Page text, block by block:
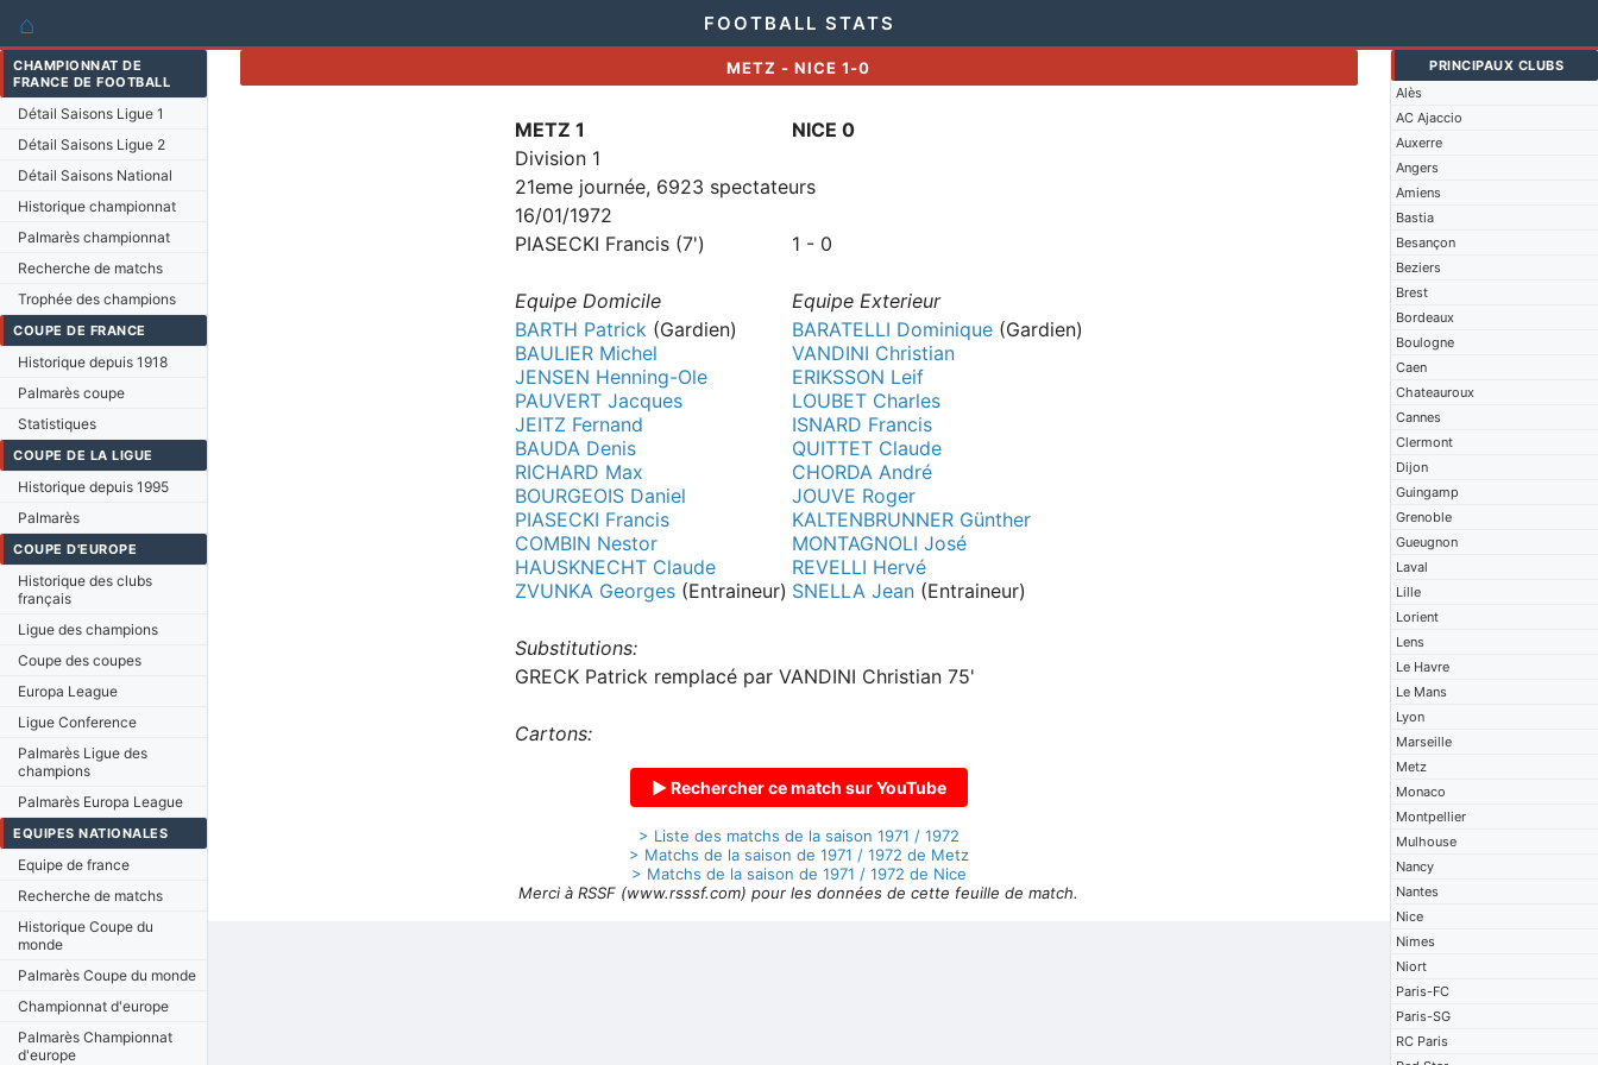
⌂ FOOTBALL STATS
CHAMPIONNAT DE
FRANCE DE FOOTBALL
Détail Saisons Ligue 1
Détail Saisons Ligue 2
Détail Saisons National
Historique championnat
Palmarès championnat
Recherche de matchs
Trophée des champions
COUPE DE FRANCE
Historique depuis 1918
Palmarès coupe
Statistiques
COUPE DE LA LIGUE
Historique depuis 1995
Palmarès
COUPE D'EUROPE
Historique des clubs
français
Ligue des champions
Coupe des coupes
Europa League
Ligue Conference
Palmarès Ligue des
champions
Palmarès Europa League
EQUIPES NATIONALES
Equipe de france
Recherche de matchs
Historique Coupe du
monde
Palmarès Coupe du monde
Championnat d'europe
Palmarès Championnat
d'europe
PRINCIPAUX CLUBS
Alès
AC Ajaccio
Auxerre
Angers
Amiens
Bastia
Besançon
Beziers
Brest
Bordeaux
Boulogne
Caen
Chateauroux
Cannes
Clermont
Dijon
Guingamp
Grenoble
Gueugnon
Laval
Lille
Lorient
Lens
Le Havre
Le Mans
Lyon
Marseille
Metz
Monaco
Montpellier
Mulhouse
Nancy
Nantes
Nice
Nimes
Niort
Paris-FC
Paris-SG
RC Paris
METZ - NICE 1-0
METZ 1
NICE 0
Division 1
21eme journée, 6923 spectateurs
16/01/1972
PIASECKI Francis (7')
1 - 0
Equipe Domicile
Equipe Exterieur
BARTH Patrick(Gardien)
BAULIER Michel
JENSEN Henning-Ole
PAUVERT Jacques
JEITZ Fernand
BAUDA Denis
RICHARD Max
BOURGEOIS Daniel
PIASECKI Francis
COMBIN Nestor
HAUSKNECHT Claude
ZVUNKA Georges(Entraineur)
BARATELLI Dominique(Gardien)
VANDINI Christian
ERIKSSON Leif
LOUBET Charles
ISNARD Francis
QUITTET Claude
CHORDA André
JOUVE Roger
KALTENBRUNNER Günther
MONTAGNOLI José
REVELLI Hervé
SNELLA Jean(Entraineur)
Substitutions:
GRECK Patrick remplacé par VANDINI Christian 75'
Cartons:
▶ Rechercher ce match sur YouTube
> Liste des matchs de la saison 1971 / 1972
> Matchs de la saison de 1971 / 1972 de Metz
> Matchs de la saison de 1971 / 1972 de Nice
Merci à RSSF (www.rsssf.com) pour les données de cette feuille de match.